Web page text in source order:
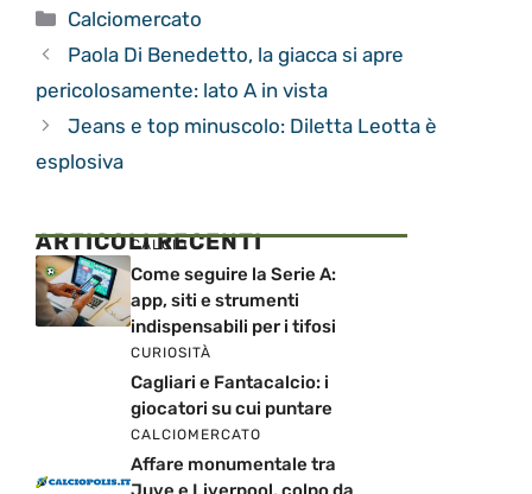
Categorie
Calciomercato
Paola Di Benedetto, la giacca si apre
pericolosamente: lato A in vista
Jeans e top minuscolo: Diletta Leotta è
esplosiva
ARTICOLI RECENTI
CALCIO
Come seguire la Serie A:
app, siti e strumenti
indispensabili per i tifosi
CURIOSITÀ
Cagliari e Fantacalcio: i
giocatori su cui puntare
CALCIOMERCATO
Affare monumentale tra